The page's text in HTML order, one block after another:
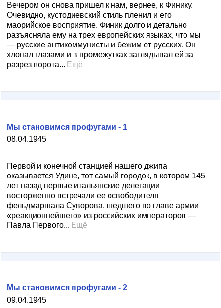
Вечером он снова пришел к нам, вернее, к Финику.
Очевидно, кустодиевский стиль пленил и его
маорийское восприятие. Финик долго и детально
разъясняла ему на трех европейских языках, что мы
— русские антикоммунисты и бежим от русских. Он
хлопал глазами и в промежутках заглядывал ей за
разрез ворота... Ещё
08.04.1945
Мы становимся профугами - 1
Первой и конечной станцией нашего джипа
оказывается Удине, тот самый городок, в котором 145
лет назад первые итальянские делегации
восторженно встречали ее освободителя
фельдмаршала Суворова, шедшего во главе армии
«реакционнейшего» из российских императоров —
Павла Первого... Ещё
09.04.1945
Мы становимся профугами - 2